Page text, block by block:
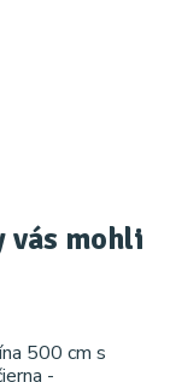
vás mohli